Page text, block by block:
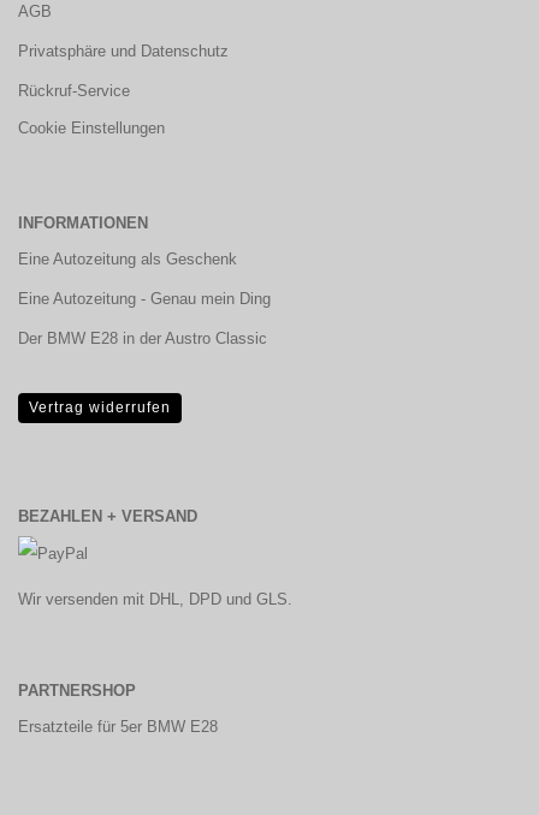
AGB
Privatsphäre und Datenschutz
Rückruf-Service
Cookie Einstellungen
INFORMATIONEN
Eine Autozeitung als Geschenk
Eine Autozeitung - Genau mein Ding
Der BMW E28 in der Austro Classic
Vertrag widerrufen
BEZAHLEN + VERSAND
Wir versenden mit DHL, DPD und GLS.
PARTNERSHOP
Ersatzteile für 5er BMW E28